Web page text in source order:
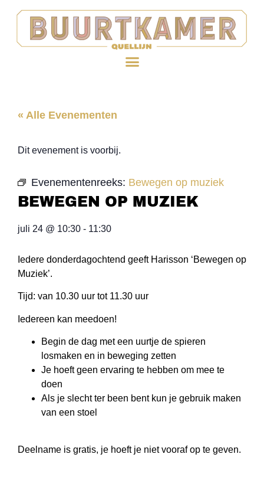
« Alle Evenementen
Dit evenement is voorbij.
Evenementenreeks: Bewegen op muziek
BEWEGEN OP MUZIEK
juli 24 @ 10:30 - 11:30
Iedere donderdagochtend geeft Harisson ‘Bewegen op
Muziek’.
Tijd: van 10.30 uur tot 11.30 uur
Iedereen kan meedoen!
Begin de dag met een uurtje de spieren
losmaken en in beweging zetten
Je hoeft geen ervaring te hebben om mee te
doen
Als je slecht ter been bent kun je gebruik maken
van een stoel
Deelname is gratis, je hoeft je niet vooraf op te geven.